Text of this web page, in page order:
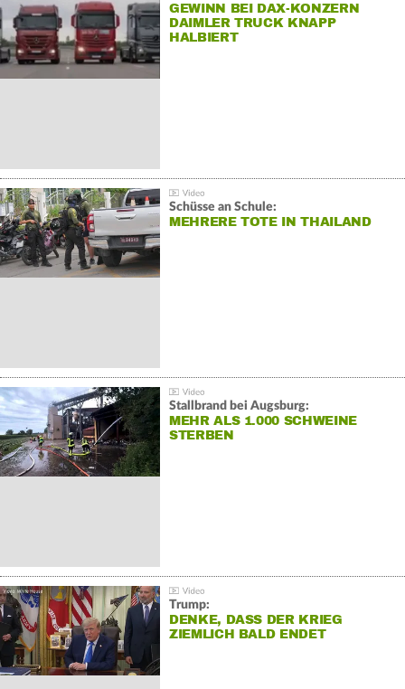
GEWINN BEI DAX-KONZERN
DAIMLER TRUCK KNAPP
HALBIERT
Schüsse an Schule:
MEHRERE TOTE IN THAILAND
Stallbrand bei Augsburg:
MEHR ALS 1.000 SCHWEINE
STERBEN
Trump:
DENKE, DASS DER KRIEG
ZIEMLICH BALD ENDET